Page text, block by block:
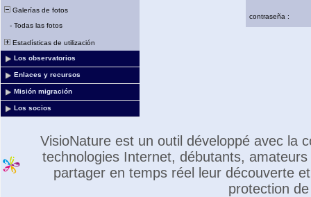
Galerías de fotos
- Todas las fotos
Estadísticas de utilización
Los observatorios
Enlaces y recursos
Misión migración
Los socios
contraseña :
VisioNature est un outil développé avec la
technologies Internet, débutants,
partager en temps réel leur découverte
protection